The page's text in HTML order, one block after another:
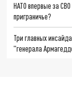
НАТО впервые за
приграничье?
Три главных
"генерала